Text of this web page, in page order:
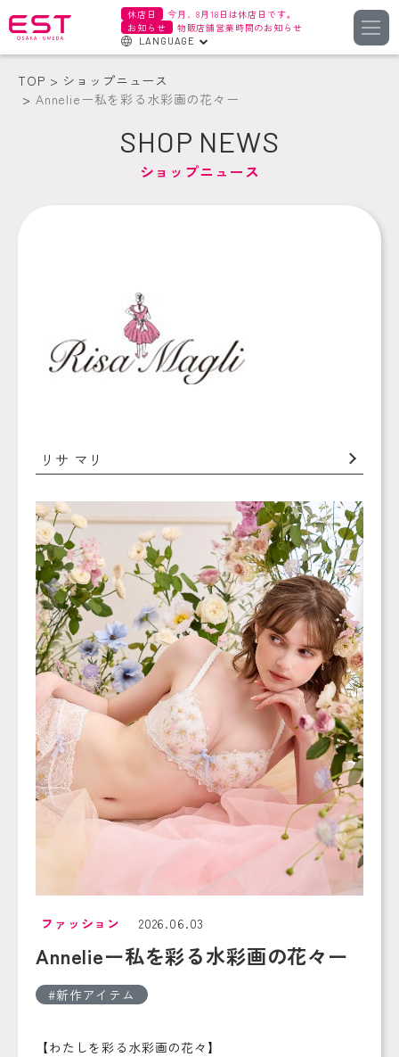
休店日
今月、8月18日は休店日です。
お知らせ
物販店舗営業時間のお知らせ
LANGUAGE
한국어
TOP
ショップニュース
Annelieー私を彩る水彩画の花々ー
SHOP NEWS
ショップニュース
リサ マリ
ファッション 2026.06.03
Annelieー私を彩る水彩画の花々ー
新作アイテム
【わたしを彩る水彩画の花々】